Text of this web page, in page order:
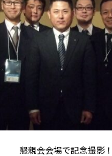
懇親会会場で記念撮影！